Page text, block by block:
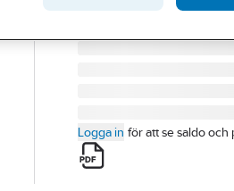
ZVIZ50S
Logga in för att se saldo och